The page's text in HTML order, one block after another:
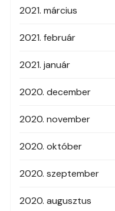
2021. március
2021. február
2021. január
2020. december
2020. november
2020. október
2020. szeptember
2020. augusztus